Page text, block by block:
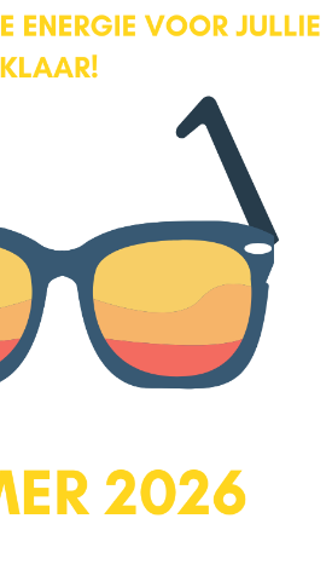
en planten en achterin op het
berging voor alle tuinspullen.
schuurtje met nok. Deze originele
met liefde gerestaureerd waarbij
glas bewaard is gebleven. De
verrassing in petto: een kleine
uw nieuwe thuis:
glas-in-lood en metselwerk
genoeg mogelijkheden
tuin gelegen op zuidoosten
in. Een NVM-
voor uw belang en bespaart u tijd, geld